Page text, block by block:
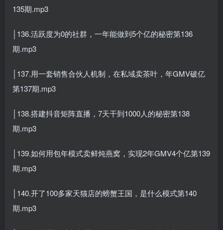
135期.mp3
│136.活跃度为0的社群，一年能做到5个亿的秘密第136
期.mp3
│137.用一套销售合伙人机制，在私域卖茶叶，年GMV破亿
第137期.mp3
│138.搭建抖音矩阵直播，7天干到1000人的秘密第138
期.mp3
│139.如何用包年模式卖鲜炖燕窝，实现2年GMV4个亿第139
期.mp3
│140.开了100多家天猫店的螃蟹王国，是什么模式第140
期.mp3